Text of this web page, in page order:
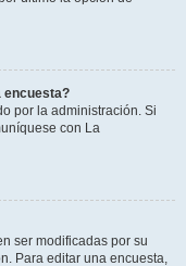
encuesta?
por la administración. Si
con La
ser modificadas por su
Para editar una encuesta,